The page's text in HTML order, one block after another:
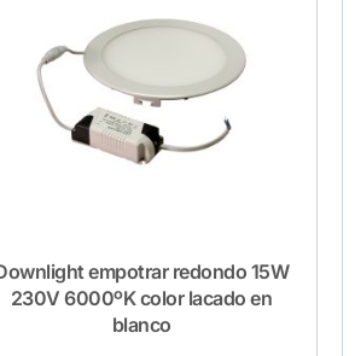
empotrar redondo 15W
230V 6000ºK color lacado en
blanco